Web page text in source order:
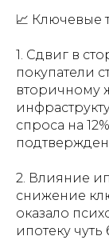
📈 Ключевые
1. Сдвиг в
покупатели
вторичному
спроса на
2. Влияние
снижение
оказало
ипотеку